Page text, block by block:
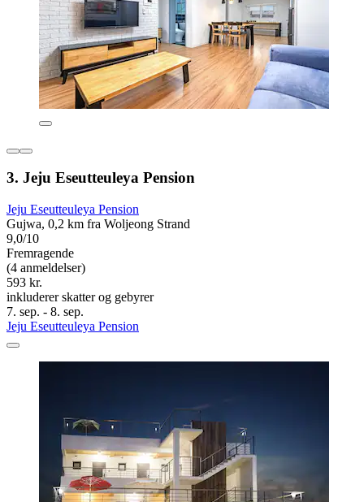
3. Jeju Eseutteuleya Pension
Jeju Eseutteuleya Pension
Gujwa, 0,2 km fra Woljeong Strand
9,0/10
Fremragende
(4 anmeldelser)
593 kr.
inkluderer skatter og gebyrer
7. sep. - 8. sep.
Jeju Eseutteuleya Pension